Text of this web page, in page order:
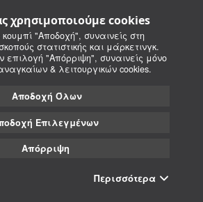
χρησιμοποιούμε cookies
"Αποδοχή", συναινείς στη
στατιστικής και μάρκετινγκ.
επιλογή "Απόρριψη", συναινείς μόνο
& λειτουργικών cookies.
Αποδοχή Όλων
Επιλεγμένων
Απόρριψη
Περισσότερα